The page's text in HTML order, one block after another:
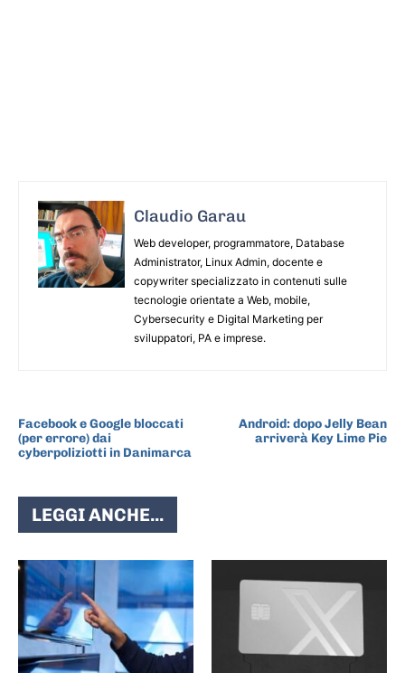
Claudio Garau
Web developer, programmatore, Database
Administrator, Linux Admin, docente e
copywriter specializzato in contenuti sulle
tecnologie orientate a Web, mobile,
Cybersecurity e Digital Marketing per
sviluppatori, PA e imprese.
Facebook e Google bloccati
(per errore) dai
cyberpoliziotti in Danimarca
Android: dopo Jelly Bean
arriverà Key Lime Pie
LEGGI ANCHE...